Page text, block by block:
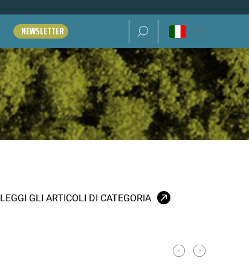
NEWSLETTER Ricerca per:
LEGGI GLI ARTICOLI DI CATEGORIA